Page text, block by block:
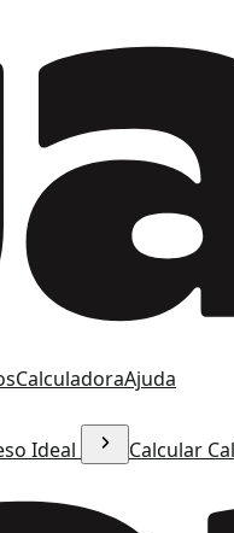
CalculadoraAjuda
Ideal Calcular